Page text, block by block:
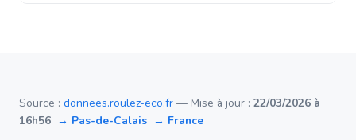
Source : donnees.roulez-eco.fr — Mise à jour : 22/03/2026 à
16h56 → Pas-de-Calais → France